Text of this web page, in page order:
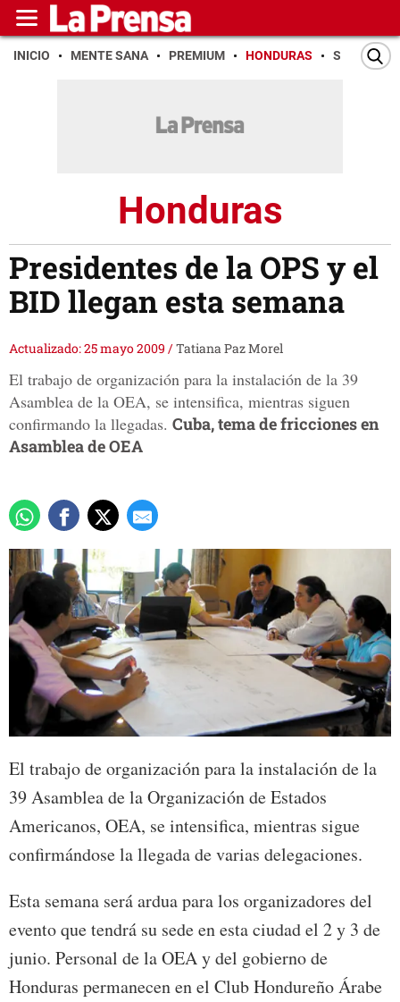
INICIO MENTE SANA PREMIUM HONDURAS SAN PEDRO
Honduras
Presidentes de la OPS y el
BID llegan esta semana
Actualizado: 25 mayo 2009 /Tatiana Paz Morel
El trabajo de organización para la instalación de la 39
Asamblea de la OEA, se intensifica, mientras siguen
confirmando la llegadas. Cuba, tema de fricciones en
Asamblea de OEA
El trabajo de organización para la instalación de la
39 Asamblea de la Organización de Estados
Americanos, OEA, se intensifica, mientras sigue
confirmándose la llegada de varias delegaciones.
Esta semana será ardua para los organizadores del
evento que tendrá su sede en esta ciudad el 2 y 3 de
junio. Personal de la OEA y del gobierno de
Honduras permanecen en el Club Hondureño Árabe